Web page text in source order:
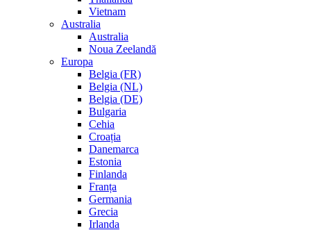
Vietnam
Australia
Australia
Noua Zeelandă
Europa
Belgia (FR)
Belgia (NL)
Belgia (DE)
Bulgaria
Cehia
Croația
Danemarca
Estonia
Finlanda
Franța
Germania
Grecia
Irlanda